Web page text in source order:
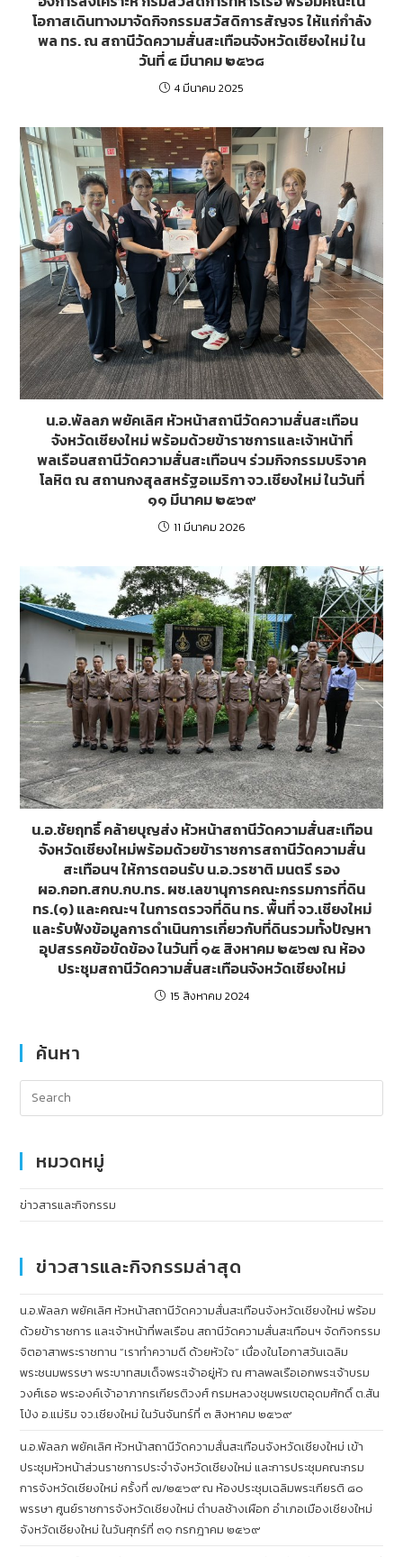
โอกาสเดินทางมาจัดกิจกรรมสวัสดิการสัญจร ให้แก่กำลัง
พล ทร. ณ สถานีวัดความสั่นสะเทือนจังหวัดเชียงใหม่ ใน
วันที่ ๔ มีนาคม ๒๕๖๘
4 มีนาคม 2025
น.อ.พัลลภ พยัคเลิศ หัวหน้าสถานีวัดความสั่นสะเทือน
จังหวัดเชียงใหม่ พร้อมด้วยข้าราชการและเจ้าหน้าที่
พลเรือนสถานีวัดความสั่นสะเทือนฯ ร่วมกิจกรรมบริจาค
โลหิต ณ สถานกงสุลสหรัฐอเมริกา จว.เชียงใหม่ ในวันที่
๑๑ มีนาคม ๒๕๖๙
11 มีนาคม 2026
น.อ.ชัยฤทธิ์ คล้ายบุญส่ง หัวหน้าสถานีวัดความสั่นสะเทือน
จังหวัดเชียงใหม่พร้อมด้วยข้าราชการสถานีวัดความสั่น
สะเทือนฯ ให้การตอนรับ น.อ.วรชาติ มนตรี รอง
ผอ.กอท.สกบ.กบ.ทร. ผช.เลขานุการคณะกรรมการที่ดิน
ทร.(๑) และคณะฯ ในการตรวจที่ดิน ทร. พื้นที่ จว.เชียงใหม่
และรับฟังข้อมูลการดำเนินการเกี่ยวกับที่ดินรวมทั้งปัญหา
อุปสรรคข้อขัดข้อง ในวันที่ ๑๕ สิงหาคม ๒๕๖๗ ณ ห้อง
ประชุมสถานีวัดความสั่นสะเทือนจังหวัดเชียงใหม่
15 สิงหาคม 2024
ค้นหา
หมวดหมู่
ข่าวสารและกิจกรรม
ข่าวสารและกิจกรรมล่าสุด
น.อ.พัลลภ พยัคเลิศ หัวหน้าสถานีวัดความสั่นสะเทือนจังหวัดเชียงใหม่ พร้อม
ด้วยข้าราชการ และเจ้าหน้าที่พลเรือน สถานีวัดความสั่นสะเทือนฯ จัดกิจกรรม
จิตอาสาพระราชทาน “เราทำความดี ด้วยหัวใจ” เนื่องในโอกาสวันเฉลิม
พระชนมพรรษา พระบาทสมเด็จพระเจ้าอยู่หัว ณ ศาลพลเรือเอกพระเจ้าบรม
วงศ์เธอ พระองค์เจ้าอาภากรเกียรติวงศ์ กรมหลวงชุมพรเขตอุดมศักดิ์ ต.สัน
โป่ง อ.แม่ริม จว.เชียงใหม่ ในวันจันทร์ที่ ๓ สิงหาคม ๒๕๖๙
น.อ.พัลลภ พยัคเลิศ หัวหน้าสถานีวัดความสั่นสะเทือนจังหวัดเชียงใหม่ เข้า
ประชุมหัวหน้าส่วนราชการประจำจังหวัดเชียงใหม่ และการประชุมคณะกรม
การจังหวัดเชียงใหม่ ครั้งที่ ๗/๒๕๖๙ ณ ห้องประชุมเฉลิมพระเกียรติ ๘๐
พรรษา ศูนย์ราชการจังหวัดเชียงใหม่ ตำบลช้างเผือก อำเภอเมืองเชียงใหม่
จังหวัดเชียงใหม่ ในวันศุกร์ที่ ๓๑ กรกฎาคม ๒๕๖๙